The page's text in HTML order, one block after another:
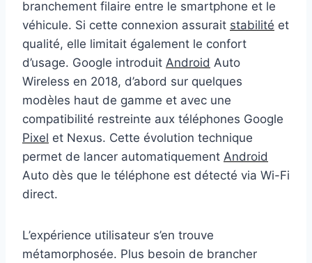
branchement filaire entre le smartphone et le
véhicule. Si cette connexion assurait stabilité et
qualité, elle limitait également le confort
d’usage. Google introduit Android Auto
Wireless en 2018, d’abord sur quelques
modèles haut de gamme et avec une
compatibilité restreinte aux téléphones Google
Pixel et Nexus. Cette évolution technique
permet de lancer automatiquement Android
Auto dès que le téléphone est détecté via Wi-Fi
direct.
L’expérience utilisateur s’en trouve
métamorphosée. Plus besoin de brancher